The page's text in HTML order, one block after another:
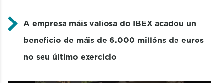
A empresa máis valiosa do IBEX acadou un
beneficio de máis de 6.000 millóns de euros
no seu último exercicio